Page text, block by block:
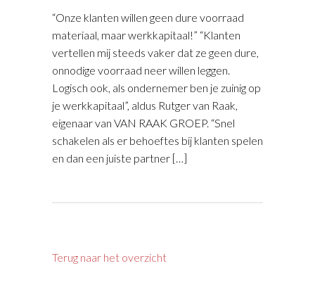
“Onze klanten willen geen dure voorraad
materiaal, maar werkkapitaal!” “Klanten
vertellen mij steeds vaker dat ze geen dure,
onnodige voorraad neer willen leggen.
Logisch ook, als ondernemer ben je zuinig op
je werkkapitaal”, aldus Rutger van Raak,
eigenaar van VAN RAAK GROEP. “Snel
schakelen als er behoeftes bij klanten spelen
en dan een juiste partner […]
Terug naar het overzicht